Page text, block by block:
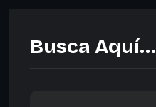
Busca Aquí…